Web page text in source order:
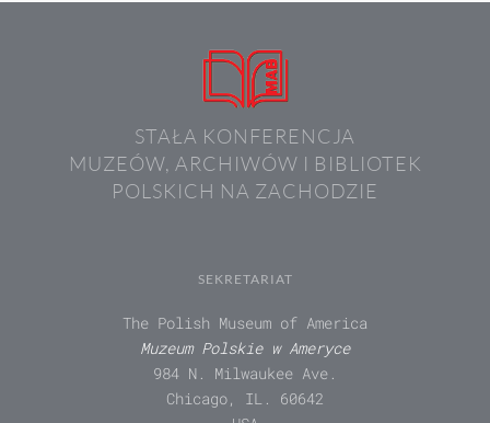
STAŁA KONFERENCJA
MUZEÓW, ARCHIWÓW I BIBLIOTEK
POLSKICH NA ZACHODZIE
SEKRETARIAT
The Polish Museum of America
Muzeum Polskie w Ameryce
984 N. Milwaukee Ave.
Chicago, IL. 60642